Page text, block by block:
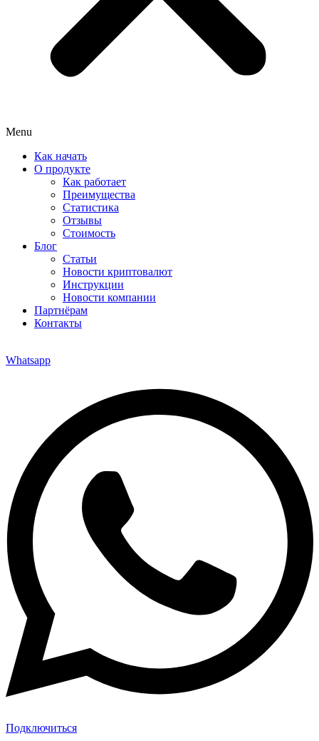
Menu
Как начать
О продукте
Как работает
Преимущества
Статистика
Отзывы
Стоимость
Блог
Статьи
Новости криптовалют
Инструкции
Новости компании
Партнёрам
Контакты
Whatsapp
Подключиться